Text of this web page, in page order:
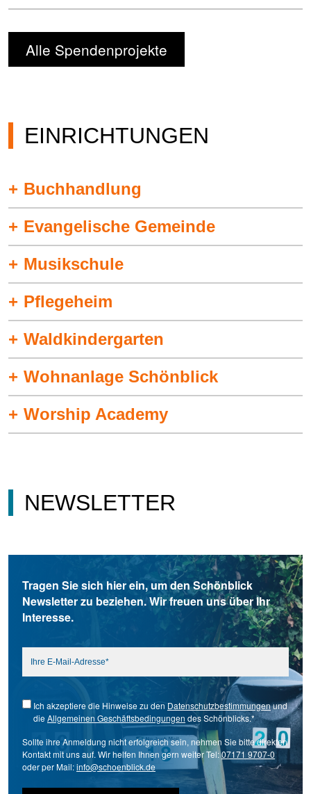
Alle Spendenprojekte
EINRICHTUNGEN
Buchhandlung
Evangelische Gemeinde
Musikschule
Pflegeheim
Waldkindergarten
Wohnanlage Schönblick
Worship Academy
NEWSLETTER
Tragen Sie sich hier ein, um den Schönblick
Newsletter zu beziehen. Wir freuen uns über Ihr
Interesse.
Ich akzeptiere die Hinweise zu den Datenschutzbestimmungenund
dieAllgemeinen Geschäftsbedingungen des Schönblicks.*
Sollte ihre Anmeldung nicht erfolgreich sein, nehmen Sie bitte direkten
Kontakt mit uns auf. Wir helfen Ihnen gern weiter Tel:07171 9707-0
oder per Mail:info@schoenblick.de